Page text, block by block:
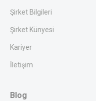
Şirket Bilgileri
Şirket Künyesi
Kariyer
İletişim
Blog